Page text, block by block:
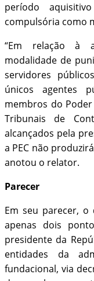
período
compulsória como
“Em relação à
modalidade de
servidores
únicos agentes
membros do
Tribunais de
alcançados pela
a PEC não
anotou o relator.
Parecer
Em seu parecer,
apenas dois
presidente da
entidades da
fundacional, via